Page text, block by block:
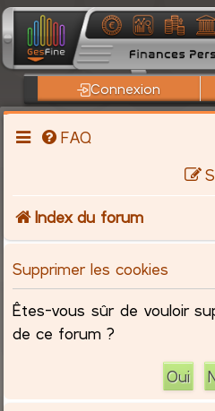
Connexion
FAQ
Index du forum
Supprimer les cookies
Êtes-vous sûr de vouloir
de ce forum ?